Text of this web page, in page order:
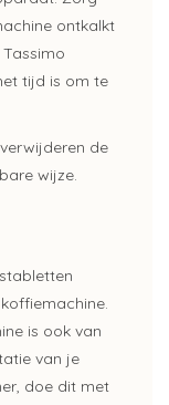
ontkalkt
tijd is om te
de
wijze.
is ook van
van je
doe dit met